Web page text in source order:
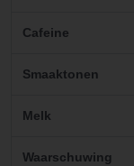
Cafeine
Smaaktonen
Melk
Waarschuwing